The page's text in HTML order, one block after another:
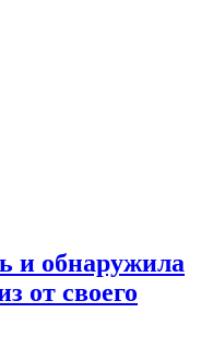
и обнаружила
от своего